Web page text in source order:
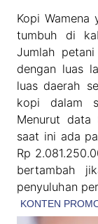
Kopi Wamena
tumbuh di
Jumlah
dengan luas
luas daerah
kopi dalam
Menurut data
saat ini ada
Rp
bertambah
penyuluhan